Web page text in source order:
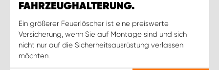
FAHRZEUGHALTERUNG.
Ein größerer Feuerlöscher ist eine preiswerte
Versicherung, wenn Sie auf Montage sind und sich
nicht nur auf die Sicherheitsausrüstung verlassen
möchten.